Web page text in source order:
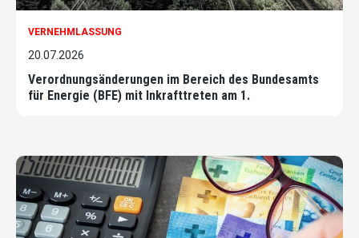
VERNEHMLASSUNG
20.07.2026
Verordnungsänderungen im Bereich des Bundesamts
für Energie (BFE) mit Inkrafttreten am 1.